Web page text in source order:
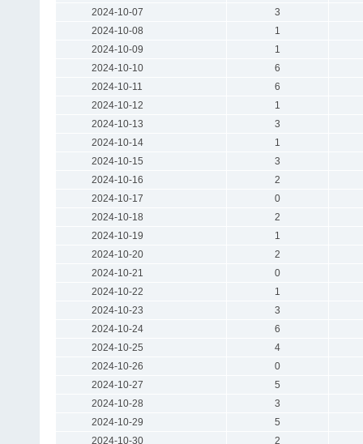
2024-10-07
3
2024-10-08
1
2024-10-09
1
2024-10-10
6
2024-10-11
6
2024-10-12
1
2024-10-13
3
2024-10-14
1
2024-10-15
3
2024-10-16
2
2024-10-17
0
2024-10-18
2
2024-10-19
1
2024-10-20
2
2024-10-21
0
2024-10-22
1
2024-10-23
3
2024-10-24
6
2024-10-25
4
2024-10-26
0
2024-10-27
5
2024-10-28
3
2024-10-29
5
2024-10-30
2